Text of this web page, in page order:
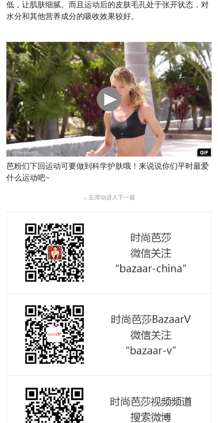
低，让肌肤细腻。而且运动后的皮肤毛孔处于张开状态，对
水分和其他营养成分的吸收效果较好。
芭粉们下回运动可要做到科学护肤哦！来说说你们平时最爱
什么运动吧~
← 左滑动进入下一篇